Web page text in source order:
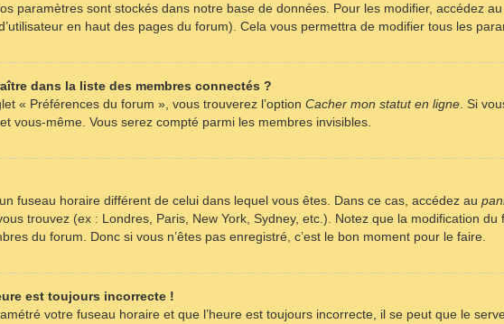
paramètres sont stockés dans notre base de données. Pour les modifier, accédez au
en haut des pages du forum). Cela vous permettra de modifier tous les
dans la liste des membres connectés ?
« Préférences du forum », vous trouverez l’option Cacher mon statut en ligne. Si
vous-même. Vous serez compté parmi les membres invisibles.
fuseau horaire différent de celui dans lequel vous êtes. Dans ce cas, accédez au
trouvez (ex : Londres, Paris, New York, Sydney, etc.). Notez que la modification
du forum. Donc si vous n’êtes pas enregistré, c’est le bon moment pour le faire.
est toujours incorrecte !
votre fuseau horaire et que l’heure est toujours incorrecte, il se peut que le